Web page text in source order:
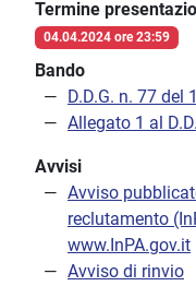
Termine
04.04.2024 ore 23:59
Bando
D.D.G. n. 77 del
Allegato 1 al
Avvisi
Avviso
reclutamento
www.InPA.gov.it
Avviso di rinvio